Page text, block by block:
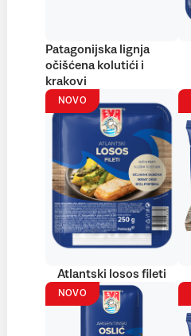
Patagonijska lignja
očišćena kolutići i
krakovi
NOVO
Atlantski losos fileti
NOVO